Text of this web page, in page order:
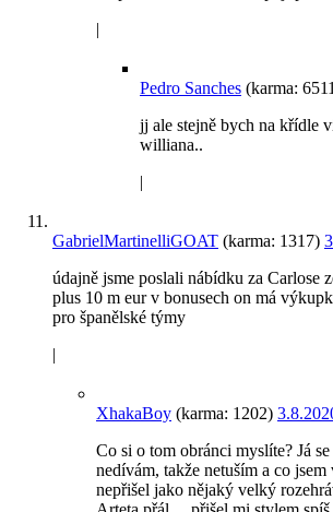
jj ale stejně bych na křídle
|
údajně jsme poslali nábídku za Carlose
pro španělské týmy
|
Co si o tom obránci myslíte? Já se
nepřišel jako nějaký velký
Arteta přál… přišel mi stylem spíš
Sokratis.